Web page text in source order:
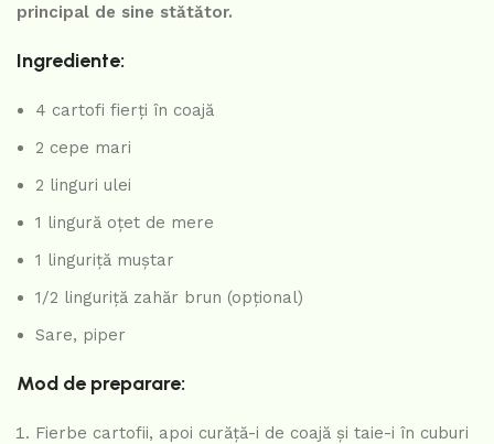
principal de sine stătător.
Ingrediente:
4 cartofi fierți în coajă
2 cepe mari
2 linguri ulei
1 lingură oțet de mere
1 linguriță muștar
1/2 linguriță zahăr brun (opțional)
Sare, piper
Mod de preparare:
Fierbe cartofii, apoi curăță-i de coajă și taie-i în cuburi